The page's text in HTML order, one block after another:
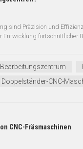
sind Präzision und
Entwicklung fortschrittlicher
Doppelständer-CNC-
CNC-Fräsmaschinen